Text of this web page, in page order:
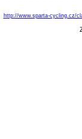
http://www.sparta-cycling.cz/